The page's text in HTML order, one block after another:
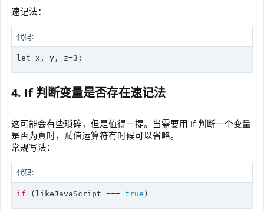
速记法：
代码:
let x, y, z=3;
4. If 判断变量是否存在速记法
这可能会有些琐碎，但是值得一提。当需要用 if 判断一个变量
是否为真时，赋值运算符有时候可以省略。
常规写法：
代码:
if (likeJavaScript === true )